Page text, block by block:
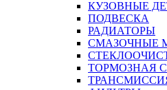
КУЗОВНЫЕ
ПОДВЕСКА
РАДИАТОРЫ
СМАЗОЧНЫЕ
ТОРМОЗНАЯ